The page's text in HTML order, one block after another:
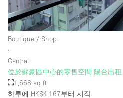
Whitebox / Minimal
Window Display
층 / 접근성:
지하층
Boutique / Shop
∙
Central
位於蘇豪區中心的零售空間 陽台出租
1,668 sq ft
하루에 HK$4,167부터 시작